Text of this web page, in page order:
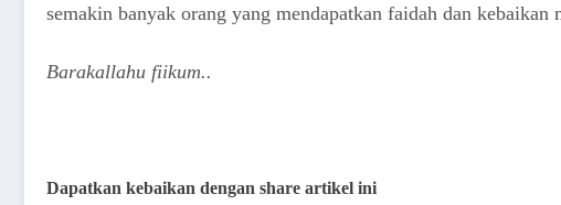
semakin banyak orang yang mendapatkan faidah dan
Barakallahu fiikum..
Dapatkan kebaikan dengan share artikel ini